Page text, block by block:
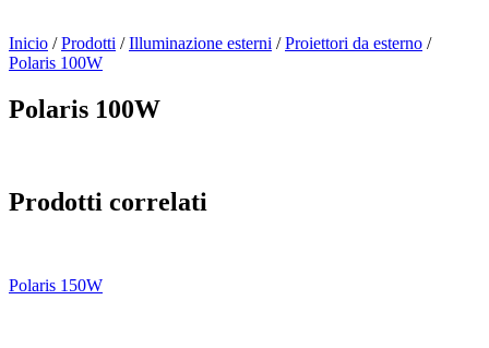
Inicio / Prodotti / Illuminazione esterni / Proiettori da esterno /
Polaris 100W
Polaris 100W
Prodotti correlati
Polaris 150W